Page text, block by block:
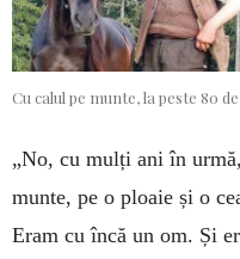
Cu calul pe munte, la peste 80
„No, cu mulți ani în
munte, pe o ploaie și o
Eram cu încă un om. Și